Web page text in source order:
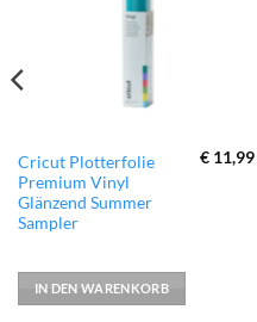
Cricut Plotterfolie
Premium Vinyl
Glänzend Summer
Sampler
€ 11,99
IN DEN WARENKORB